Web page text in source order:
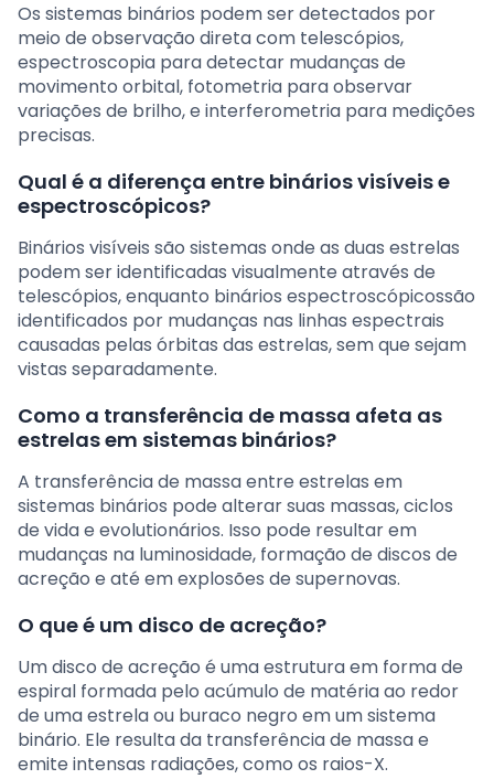
Os sistemas binários podem ser detectados por
meio de observação direta com telescópios,
espectroscopia para detectar mudanças de
movimento orbital, fotometria para observar
variações de brilho, e interferometria para medições
precisas.
Qual é a diferença entre binários visíveis e
espectroscópicos?
Binários visíveis são sistemas onde as duas estrelas
podem ser identificadas visualmente através de
telescópios, enquanto binários espectroscópicossão
identificados por mudanças nas linhas espectrais
causadas pelas órbitas das estrelas, sem que sejam
vistas separadamente.
Como a transferência de massa afeta as
estrelas em sistemas binários?
A transferência de massa entre estrelas em
sistemas binários pode alterar suas massas, ciclos
de vida e evolutionários. Isso pode resultar em
mudanças na luminosidade, formação de discos de
acreção e até em explosões de supernovas.
O que é um disco de acreção?
Um disco de acreção é uma estrutura em forma de
espiral formada pelo acúmulo de matéria ao redor
de uma estrela ou buraco negro em um sistema
binário. Ele resulta da transferência de massa e
emite intensas radiações, como os raios-X.